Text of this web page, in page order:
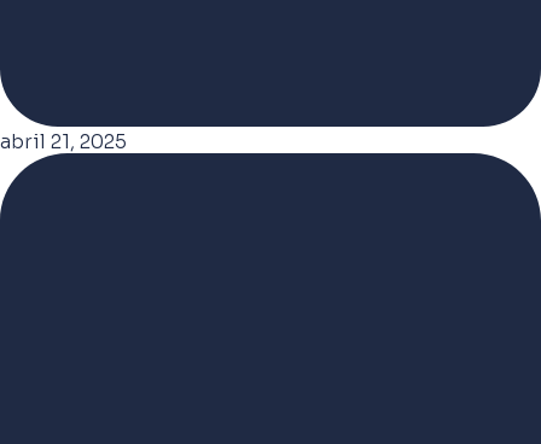
abril 21, 2025